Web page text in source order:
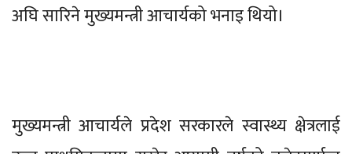
अघि सारिने मुख्यमन्त्री आचार्यको भनाइ थियो।
मुख्यमन्त्री आचार्यले प्रदेश सरकारले स्वास्थ्य क्षेत्रलाई